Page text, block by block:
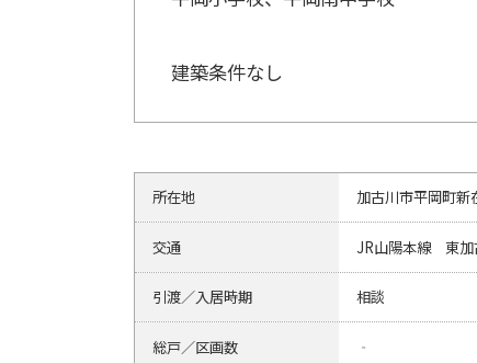
建築条件なし
所在地 加古川市平岡町新
交通 JR山陽本線 東
引渡／入居時期 相談
総戸／区画数 ‐